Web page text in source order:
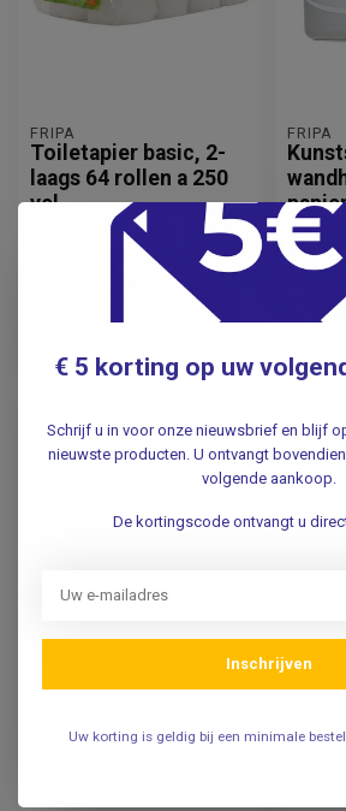
FRIPA
Toiletapier basic, 2-
laags 64 rollen a 250
vel
Incl. btw
FRIPA
35,50
-39%
Zeepdispencer -
€ 5 korting op uw
Schrijf u in voor onze nieuwsbrief en blijf
nieuwste producten. U ontvangt
volgende aankoop.
De kortingscode ontvangt u direct
Inschrijven
Uw korting is geldig bij een minimale